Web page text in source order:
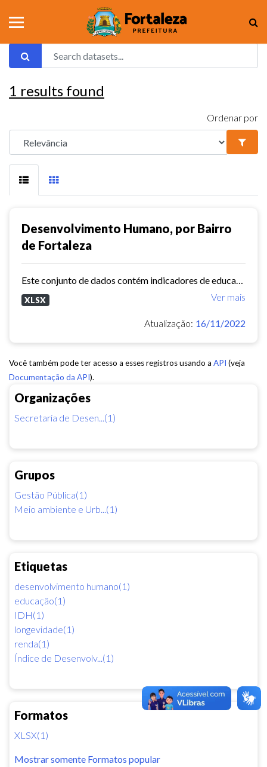
Organizações
Secretaria de Desen...(1)
Grupos
Gestão Pública(1)
Meio ambiente e Urb...(1)
Etiquetas
desenvolvimento humano(1)
educação(1)
IDH(1)
longevidade(1)
renda(1)
Índice de Desenvolv...(1)
Formatos
XLSX(1)
Mostrar somente Formatos popular
1 results found
Ordenar por
Desenvolvimento Humano, por Bairro
de Fortaleza
Ver mais
XLSX
Atualização: 16/11/2022
Você também pode ter acesso a esses registros usando a API (veja
Documentação da API).